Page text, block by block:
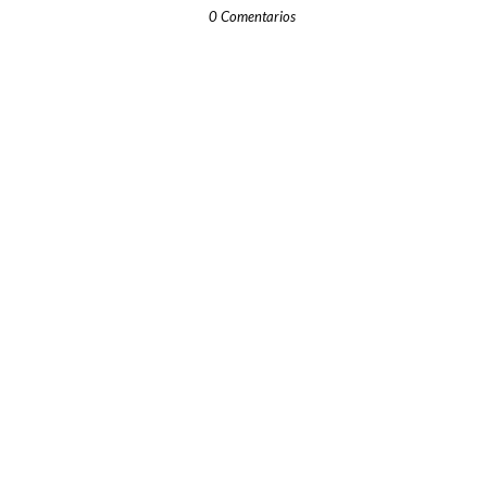
0 Comentarios